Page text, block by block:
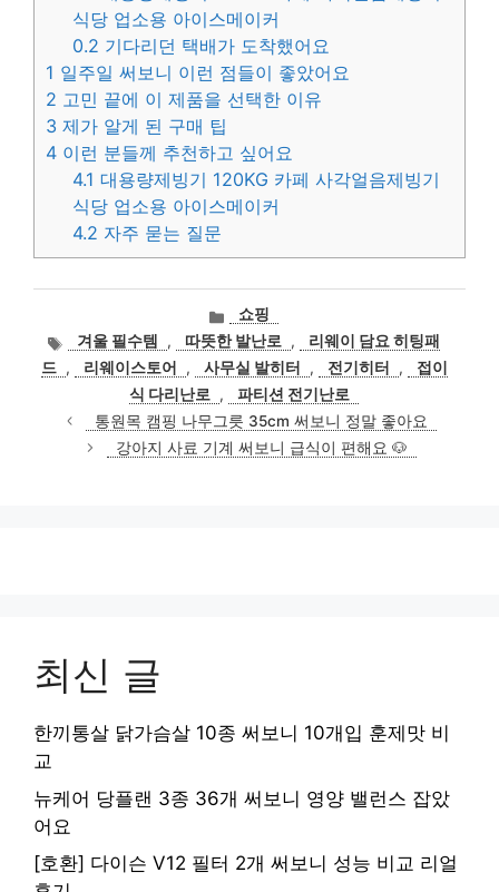
식당 업소용 아이스메이커
0.2 기다리던 택배가 도착했어요
1 일주일 써보니 이런 점들이 좋았어요
2 고민 끝에 이 제품을 선택한 이유
3 제가 알게 된 구매 팁
4 이런 분들께 추천하고 싶어요
4.1 대용량제빙기 120KG 카페 사각얼음제빙기
식당 업소용 아이스메이커
4.2 자주 묻는 질문
카
테
고
리
쇼핑
태겨울 필수템 , 따뜻한 발난로 ,
리웨이 담요 히팅패
드 , 리웨이스토어 , 사무실 발히터 , 전기히터 ,
접이
식 다리난로
,
파티션 전기난로
통원목 캠핑 나무그릇 35cm 써보니 정말 좋아요
강아지 사료 기계 써보니 급식이 편해요 🐶
최신 글
한끼통살 닭가슴살 10종 써보니 10개입 훈제맛 비
교
뉴케어 당플랜 3종 36개 써보니 영양 밸런스 잡았
어요
[호환] 다이슨 V12 필터 2개 써보니 성능 비교 리얼